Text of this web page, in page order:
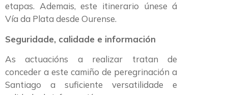
etapas. Ademais, este itinerario únese á
Vía da Plata desde Ourense.
Seguridade, calidade e información
As actuacións a realizar tratan de
conceder a este camiño de peregrinación a
Santiago a suficiente versatilidade e